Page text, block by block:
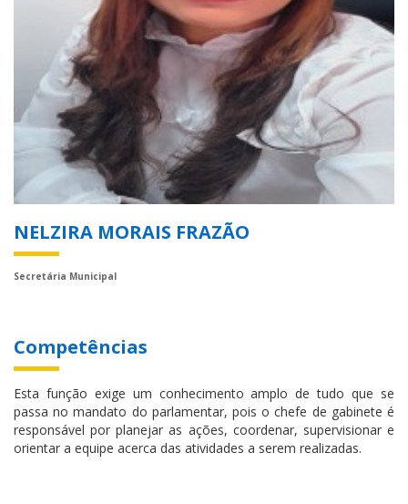
NELZIRA MORAIS FRAZÃO
Secretária Municipal
Competências
Esta função exige um conhecimento amplo de tudo que se
passa no mandato do parlamentar, pois o chefe de gabinete é
responsável por planejar as ações, coordenar, supervisionar e
orientar a equipe acerca das atividades a serem realizadas.